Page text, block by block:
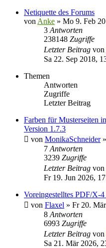
Netiquette des Forums
von Anke » Mo 9. Feb
3 Antworten
238148 Zugriffe
Letzter Beitrag von
Sa 22. Sep 2018,
Themen
Antworten
Zugriffe
Letzter Beitrag
Farben für Musterseiten
Version 1.7.3
von MonikaSchneider»
7 Antworten
3239 Zugriffe
Letzter Beitrag von
Fr 19. Jun 2026,
Voreingestelltes PDF/X-
von Flaxel » Fr 20.
8 Antworten
6993 Zugriffe
Letzter Beitrag von
Sa 21. Mär 2026,